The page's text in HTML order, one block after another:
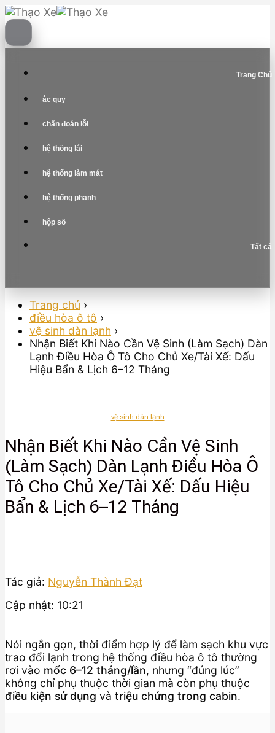
Skip
to
content
Trang Chủ
ắc quy
chẩn đoán lỗi
hệ thống lái
hệ thống làm mát
hệ thống phanh
hộp số
Tất cả
Trang chủ ›
điều hòa ô tô ›
vệ sinh dàn lạnh ›
Nhận Biết Khi Nào Cần Vệ Sinh (Làm Sạch) Dàn
Lạnh Điều Hòa Ô Tô Cho Chủ Xe/Tài Xế: Dấu
Hiệu Bẩn & Lịch 6–12 Tháng
vệ sinh dàn lạnh
Nhận Biết Khi Nào Cần Vệ Sinh
(Làm Sạch) Dàn Lạnh Điều Hòa Ô
Tô Cho Chủ Xe/Tài Xế: Dấu Hiệu
Bẩn & Lịch 6–12 Tháng
Tác giả: Nguyễn Thành Đạt
Cập nhật: 10:21
Nói ngắn gọn, thời điểm hợp lý để làm sạch khu vực
trao đổi lạnh trong hệ thống điều hòa ô tô thường
rơi vào mốc 6–12 tháng/lần, nhưng “đúng lúc”
không chỉ phụ thuộc thời gian mà còn phụ thuộc
điều kiện sử dụng và triệu chứng trong cabin.